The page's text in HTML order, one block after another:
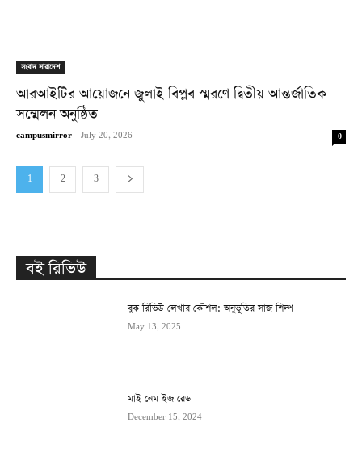
সংবাদ সারাদেশ
আরআইটির আয়োজনে জুলাই বিপ্লব স্মরণে দ্বিতীয় আন্তর্জাতিক
সম্মেলন অনুষ্ঠিত
campusmirror - July 20, 2026 0
1 2 3
বই রিভিউ
বুক রিভিউ লেখার কৌশল: অনুভূতির সাজ শিল্প
May 13, 2025
মাই নেম ইজ রেড
December 15, 2024